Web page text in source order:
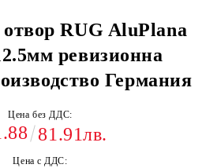
RUG AluPlana
ревизионна
Германия
Цена без ДДС:
81.91лв.
Цена с ДДС: